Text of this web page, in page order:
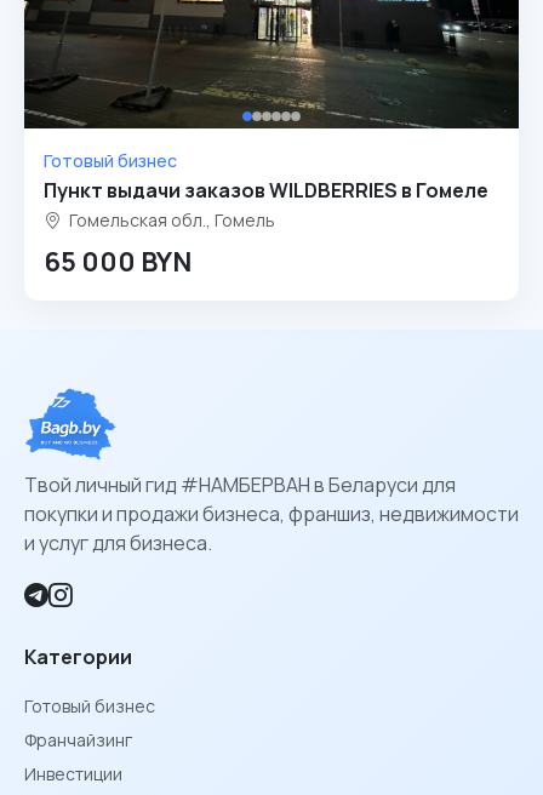
Готовый бизнес
Пункт выдачи заказов WILDBERRIES в Гомеле
Гомельская обл., Гомель
65 000 BYN
Твой личный гид #НАМБЕРВАН в Беларуси для
покупки и продажи бизнеса, франшиз, недвижимости
и услуг для бизнеса.
Категории
Готовый бизнес
Франчайзинг
Инвестиции